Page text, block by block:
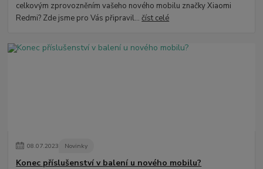
celkovým zprovozněním vašeho nového mobilu značky Xiaomi
Redmi? Zde jsme pro Vás připravil...číst celé
08.07.2023 Novinky
Konec příslušenství v balení u nového mobilu?